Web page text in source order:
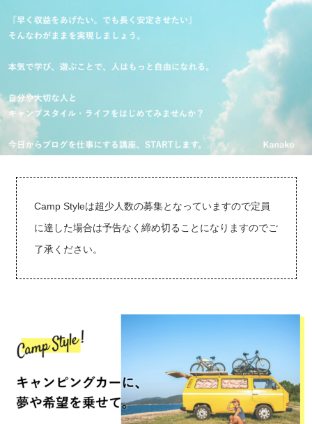
Camp Styleは超少人数の募集となっていますので定員
に達した場合は予告なく締め切ることになりますのでご
了承ください。